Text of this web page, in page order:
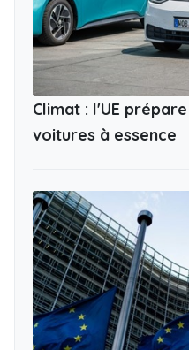
Climat : l'UE
voitures à essence